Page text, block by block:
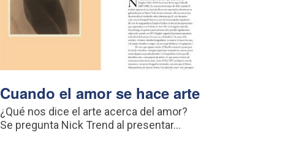
Cuando el amor se hace arte
¿Qué nos dice el arte acerca del amor?
Se pregunta Nick Trend al presentar...